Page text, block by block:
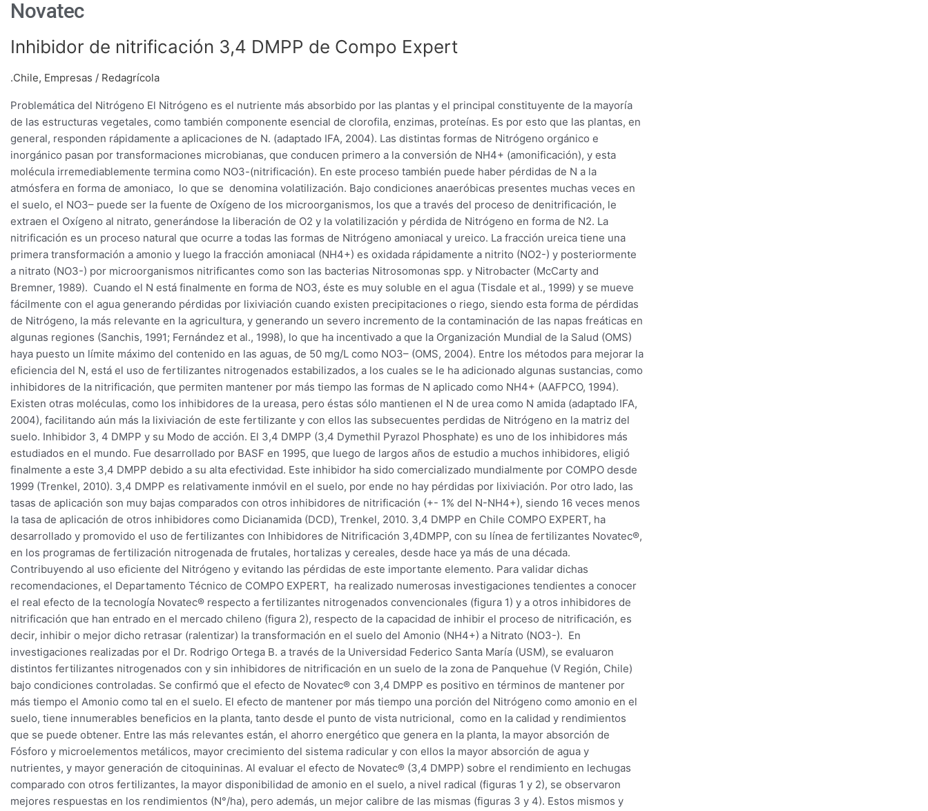
Novatec
Inhibidor de nitrificación 3,4 DMPP de Compo Expert
.Chile, Empresas / Redagrícola
Problemática del Nitrógeno El Nitrógeno es el nutriente más absorbido por las plantas y el principal constituyente de la mayoría
de las estructuras vegetales, como también componente esencial de clorofila, enzimas, proteínas. Es por esto que las plantas, en
general, responden rápidamente a aplicaciones de N. (adaptado IFA, 2004). Las distintas formas de Nitrógeno orgánico e
inorgánico pasan por transformaciones microbianas, que conducen primero a la conversión de NH4+ (amonificación), y esta
molécula irremediablemente termina como NO3-(nitrificación). En este proceso también puede haber pérdidas de N a la
atmósfera en forma de amoniaco, lo que se denomina volatilización. Bajo condiciones anaeróbicas presentes muchas veces en
el suelo, el NO3– puede ser la fuente de Oxígeno de los microorganismos, los que a través del proceso de denitrificación, le
extraen el Oxígeno al nitrato, generándose la liberación de O2 y la volatilización y pérdida de Nitrógeno en forma de N2. La
nitrificación es un proceso natural que ocurre a todas las formas de Nitrógeno amoniacal y ureico. La fracción ureica tiene una
primera transformación a amonio y luego la fracción amoniacal (NH4+) es oxidada rápidamente a nitrito (NO2-) y posteriormente
a nitrato (NO3-) por microorganismos nitrificantes como son las bacterias Nitrosomonas spp. y Nitrobacter (McCarty and
Bremner, 1989). Cuando el N está finalmente en forma de NO3, éste es muy soluble en el agua (Tisdale et al., 1999) y se mueve
fácilmente con el agua generando pérdidas por lixiviación cuando existen precipitaciones o riego, siendo esta forma de pérdidas
de Nitrógeno, la más relevante en la agricultura, y generando un severo incremento de la contaminación de las napas freáticas en
algunas regiones (Sanchis, 1991; Fernández et al., 1998), lo que ha incentivado a que la Organización Mundial de la Salud (OMS)
haya puesto un límite máximo del contenido en las aguas, de 50 mg/L como NO3– (OMS, 2004). Entre los métodos para mejorar la
eficiencia del N, está el uso de fertilizantes nitrogenados estabilizados, a los cuales se le ha adicionado algunas sustancias, como
inhibidores de la nitrificación, que permiten mantener por más tiempo las formas de N aplicado como NH4+ (AAFPCO, 1994).
Existen otras moléculas, como los inhibidores de la ureasa, pero éstas sólo mantienen el N de urea como N amida (adaptado IFA,
2004), facilitando aún más la lixiviación de este fertilizante y con ellos las subsecuentes perdidas de Nitrógeno en la matriz del
suelo. Inhibidor 3, 4 DMPP y su Modo de acción. El 3,4 DMPP (3,4 Dymethil Pyrazol Phosphate) es uno de los inhibidores más
estudiados en el mundo. Fue desarrollado por BASF en 1995, que luego de largos años de estudio a muchos inhibidores, eligió
finalmente a este 3,4 DMPP debido a su alta efectividad. Este inhibidor ha sido comercializado mundialmente por COMPO desde
1999 (Trenkel, 2010). 3,4 DMPP es relativamente inmóvil en el suelo, por ende no hay pérdidas por lixiviación. Por otro lado, las
tasas de aplicación son muy bajas comparados con otros inhibidores de nitrificación (+- 1% del N-NH4+), siendo 16 veces menos
la tasa de aplicación de otros inhibidores como Dicianamida (DCD), Trenkel, 2010. 3,4 DMPP en Chile COMPO EXPERT, ha
desarrollado y promovido el uso de fertilizantes con Inhibidores de Nitrificación 3,4DMPP, con su línea de fertilizantes Novatec®,
en los programas de fertilización nitrogenada de frutales, hortalizas y cereales, desde hace ya más de una década.
Contribuyendo al uso eficiente del Nitrógeno y evitando las pérdidas de este importante elemento. Para validar dichas
recomendaciones, el Departamento Técnico de COMPO EXPERT, ha realizado numerosas investigaciones tendientes a conocer
el real efecto de la tecnología Novatec® respecto a fertilizantes nitrogenados convencionales (figura 1) y a otros inhibidores de
nitrificación que han entrado en el mercado chileno (figura 2), respecto de la capacidad de inhibir el proceso de nitrificación, es
decir, inhibir o mejor dicho retrasar (ralentizar) la transformación en el suelo del Amonio (NH4+) a Nitrato (NO3-). En
investigaciones realizadas por el Dr. Rodrigo Ortega B. a través de la Universidad Federico Santa María (USM), se evaluaron
distintos fertilizantes nitrogenados con y sin inhibidores de nitrificación en un suelo de la zona de Panquehue (V Región, Chile)
bajo condiciones controladas. Se confirmó que el efecto de Novatec® con 3,4 DMPP es positivo en términos de mantener por
más tiempo el Amonio como tal en el suelo. El efecto de mantener por más tiempo una porción del Nitrógeno como amonio en el
suelo, tiene innumerables beneficios en la planta, tanto desde el punto de vista nutricional, como en la calidad y rendimientos
que se puede obtener. Entre las más relevantes están, el ahorro energético que genera en la planta, la mayor absorción de
Fósforo y microelementos metálicos, mayor crecimiento del sistema radicular y con ellos la mayor absorción de agua y
nutrientes, y mayor generación de citoquininas. Al evaluar el efecto de Novatec® (3,4 DMPP) sobre el rendimiento en lechugas
comparado con otros fertilizantes, la mayor disponibilidad de amonio en el suelo, a nivel radical (figuras 1 y 2), se observaron
mejores respuestas en los rendimientos (N°/ha), pero además, un mejor calibre de las mismas (figuras 3 y 4). Estos mismos y
Inhibidor
nitrificación
DMPP
de
Compo
Expert